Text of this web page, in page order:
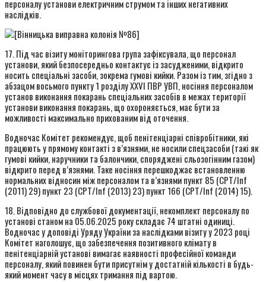
персоналу установи електричним струмом та інших негативних
наслідків.
17. Під час візиту моніторингова група зафіксувала, що персонал
установи, який безпосередньо контактує із засудженими, відкрито
носить спеціальні засоби, зокрема гумові кийки. Разом із тим, згідно з
абзацом восьмого пункту 1 розділу XXVI ПВР УВП, носіння персоналом
установ виконання покарань спеціальних засобів в межах території
установи виконання покарань, що охороняється, має бути за
можливості максимально прихованим від оточення.
Водночас Комітет рекомендує, щоб пенітенціарні співробітники, які
працюють у прямому контакті з в’язнями, не носили спецзасоби (такі як
гумові кийки, наручники та балончики, споряджені сльозогінним газом)
відкрито перед в’язнями. Таке носіння перешкоджає встановленню
нормальних відносин між персоналом та в’язнями пункт 85 (CPT/Inf
(2011) 29) пункт 23 (CPT/Inf (2013) 23) пункт 166 (CPT/Inf (2014) 15).
18. Відповідно до службової документації, некомплект персоналу по
установі станом на 05.06.2025 року складає 74 штатні одиниці.
Водночас у доповіді Уряду України за наслідками візиту у 2023 році
Комітет наголошує, що забезпечення позитивного клімату в
пенітенціарній установі вимагає наявності професійної команди
персоналу, який повинен бути присутнім у достатній кількості в будь-
який момент часу в місцях тримання під вартою.